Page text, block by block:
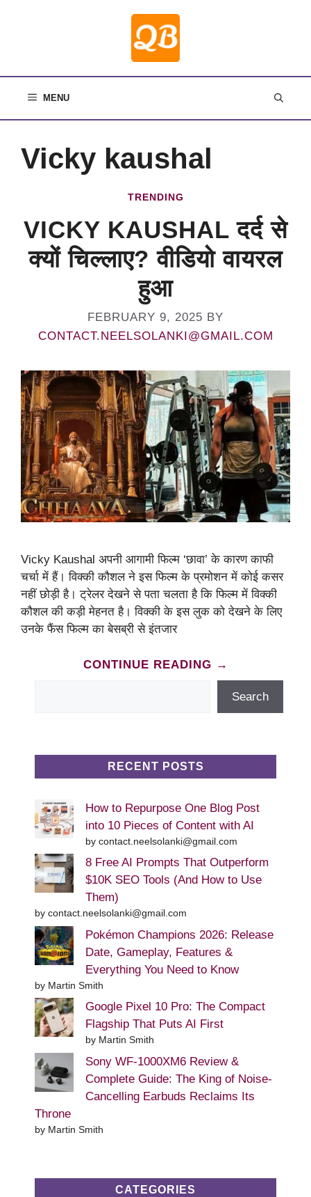
MENU
Vicky kaushal
TRENDING
VICKY KAUSHAL दर्द से
क्यों चिल्लाए? वीडियो वायरल
हुआ
FEBRUARY 9, 2025 BY
CONTACT.NEELSOLANKI@GMAIL.COM
Vicky Kaushal अपनी आगामी फिल्म ‘छावा’ के कारण काफी
चर्चा में हैं। विक्की कौशल ने इस फिल्म के प्रमोशन में कोई कसर
नहीं छोड़ी है। ट्रेलर देखने से पता चलता है कि फिल्म में विक्की
कौशल की कड़ी मेहनत है। विक्की के इस लुक को देखने के लिए
उनके फैंस फिल्म का बेसब्री से इंतजार
CONTINUE READING →
Search
RECENT POSTS
How to Repurpose One Blog Post
into 10 Pieces of Content with AI
by contact.neelsolanki@gmail.com
8 Free AI Prompts That Outperform
$10K SEO Tools (And How to Use
Them)
by contact.neelsolanki@gmail.com
Pokémon Champions 2026: Release
Date, Gameplay, Features &
Everything You Need to Know
by Martin Smith
Google Pixel 10 Pro: The Compact
Flagship That Puts AI First
by Martin Smith
Sony WF-1000XM6 Review &
Complete Guide: The King of Noise-
Cancelling Earbuds Reclaims Its
Throne
by Martin Smith
CATEGORIES